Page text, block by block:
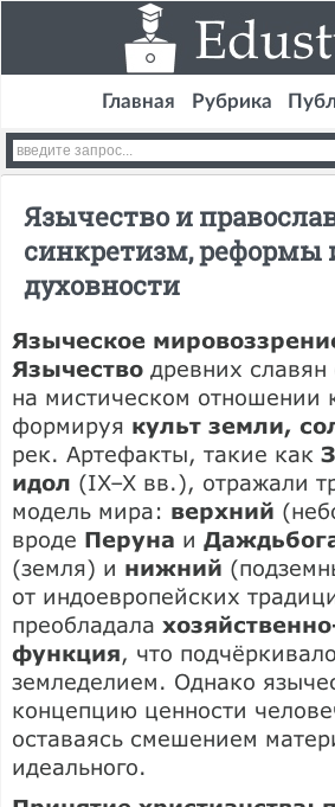
Главная Рубрика
Язычество и
синкретизм, реформы
духовности
Языческое
Язычество древних славян
на мистическом отношении
формируя культ земли,
рек. Артефакты, такие как
идол (IX–X вв.), отражали
модель мира: верхний
вроде Перуна и
(земля) и нижний
от индоевропейских
преобладала
функция, что
земледелием. Однако
концепцию ценности
оставаясь смешением
идеального.